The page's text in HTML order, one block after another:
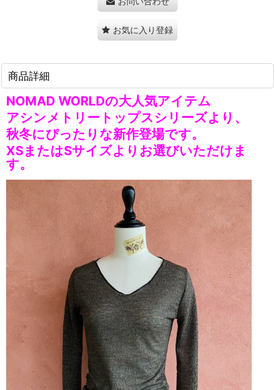
お気に入り登録
商品詳細
NOMAD WORLDの大人気アイテム
アシンメトリートップスシリーズより、
秋冬にぴったりな新作登場です。
XSまたはSサイズよりお選びいただけま
す。